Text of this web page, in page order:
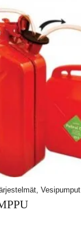
Vesipumput